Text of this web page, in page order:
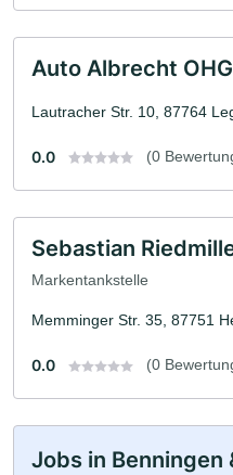
Auto Albrecht OHG
Lautracher Str. 10, 87764
0.0 (0
Sebastian
Markentankstelle
Memminger Str. 35, 87751
0.0 (0
Jobs in Benningen